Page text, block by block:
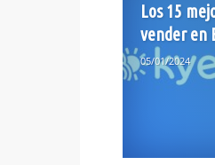
Los 15
vender en
05/01/2024